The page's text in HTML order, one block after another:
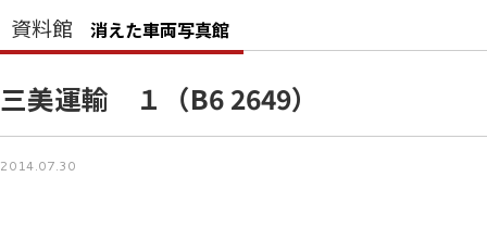
資料館 消えた車両写真館
三美運輸 １（B6 2649）
2014.07.30